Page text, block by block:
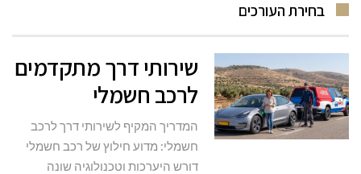
בחירת העורכים
שירותי דרך מתקדמים
לרכב חשמלי
המדריך המקיף לשירותי דרך לרכב
חשמלי: מדוע חילוץ של רכב חשמלי
דורש היערכות וטכנולוגיה שונה